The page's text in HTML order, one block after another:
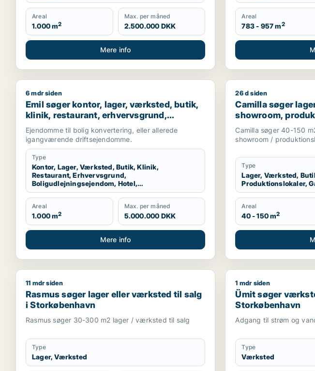
Areal
1.000 m2
Max. per måned
2.500.000 DKK
Mere info
Areal
783 - 957 m2
Emil søger kontor, lager, værksted, butik, klinik, restaurant, erhvervsgrund,
6 mdr siden
Emil søger kontor, lager, værksted, butik,
klinik, restaurant, erhvervsgrund,
boligudlejningsejendom, hotel,
produktionslokaler eller garage til salg i
Nordsjælland
Ejendomme til bolig konvertering, eller allerede
igangværende driftsejendomme.
Type
Kontor, Lager, Værksted, Butik, Klinik,
Restaurant, Erhvervsgrund,
Boligudlejningsejendom, Hotel,
Produktionslokaler, Garage
Areal
1.000 m2
Max. per måned
5.000.000 DKK
Mere info
Camilla søger
26 d siden
Camilla søger
showroom,
garage til leje i
Camilla søger 40-150
showroom /
Type
Lager, Værksted,
Produktionslokaler,
Areal
40 - 150 m2
Rasmus søger lager eller værksted til salg i Storkøbenhavn
11 mdr siden
Rasmus søger lager eller værksted til salg
i Storkøbenhavn
Rasmus søger 30-300 m2 lager / værksted til salg
Type
Lager, Værksted
Ümit søger værksted
1 mdr siden
Ümit søger
Storkøbenhavn
Adgang til strøm og
Type
Værksted